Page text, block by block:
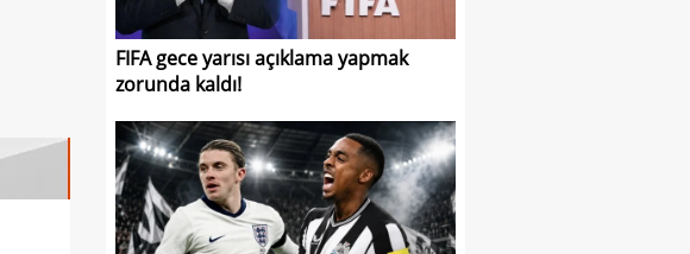
FIFA gece yarısı açıklama yapmak
zorunda kaldı!